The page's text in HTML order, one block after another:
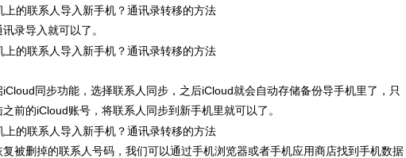
录导入就可以了。
同步功能，选择联系人同步，之后iCloud就会自动存储备份导手机里了，只
前的iCloud账号，将联系人同步到新手机里就可以了。
被删掉的联系人号码，我们可以通过手机浏览器或者手机应用商店找到手机数据